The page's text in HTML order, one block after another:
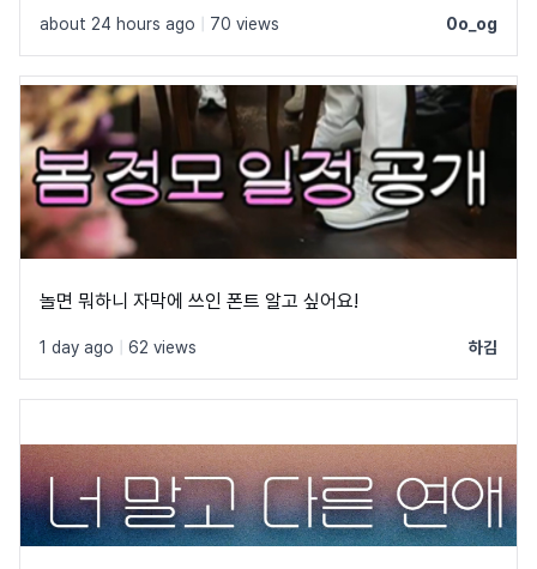
about 24 hours ago 70 views 0o_og
놀면 뭐하니 자막에 쓰인 폰트 알고 싶어요!
1 day ago 62 views 하김